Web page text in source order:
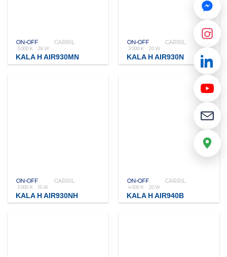
ON-OFF CARRIL
3 000 K 26 W
KALA H AIR930MN
ON-OFF CARRIL
3 000 K 20 W
KALA H AIR930N
ON-OFF CARRIL
3 000 K 15 W
KALA H AIR930NH
ON-OFF CARRIL
4 000 K 20 W
KALA H AIR940B